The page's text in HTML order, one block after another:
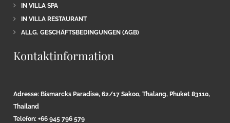
IN VILLA SPA
IN VILLA RESTAURANT
ALLG. GESCHÄFTSBEDINGUNGEN (AGB)
Kontaktinformation
Adresse: Bismarcks Paradise, 62/17 Sakoo, Thalang, Phuket 83110,
Thailand
Telefon: +66 945 796 579